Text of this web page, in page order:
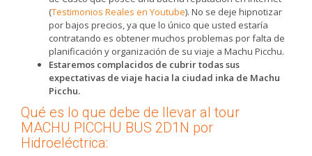
(Testimonios Reales en Youtube). No se deje hipnotizar
por bajos precios, ya que lo único que usted estaría
contratando es obtener muchos problemas por falta de
planificación y organización de su viaje a Machu Picchu.
Estaremos complacidos de cubrir todas sus
expectativas de viaje hacia la ciudad inka de Machu
Picchu.
Qué es lo que debe de llevar al tour
MACHU PICCHU BUS 2D1N por
Hidroeléctrica: